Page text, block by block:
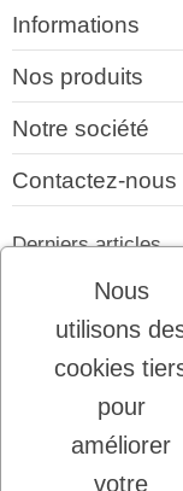
Informations
Nos produits
Notre société
Contactez-nous
Derniers articles
01/07/2026
VIANDE
22/08/2025
LADYBEL
GRANDE
Nous
utilisons
cookies
pour
améliorer
votre